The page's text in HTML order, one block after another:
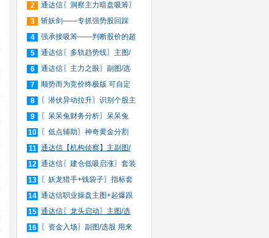
入
2
通达信〖洞察主力暗盘吸筹〗
捕
3
斩妖剑——专抓强势股回踩
20日
4
强承接吸筹——判断股价的超
买
5
通达信〖多轨趋势线〗主图/
选
6
通达信〖主力之眼〗副图/选
股
7
顺势而为竞价终极版 可自定
义
8
〖潜伏异动拉升〗识别个股主
力
9
〖呆呆兔财务分析〗呆呆兔
F10
10
〖低点辅助〗神奇黄金分割
+趋
11 通达信【机构侦察】主副图/
选
12 通达信〖建仓低吸启涨〗套装
指
13
〖妖龙猎手+钱袋子〗指标套
装
14 通达信职业操盘主图+起爆跟
庄
15 通达信〖龙头启动〗主图/选
股
16
〖资金入场〗副图/选股 用来